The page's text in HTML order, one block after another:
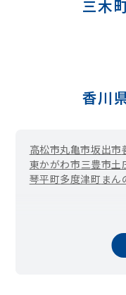
三木
香川
高松市丸亀市坂出市
東かがわ市三豊市土
琴平町多度津町 まん